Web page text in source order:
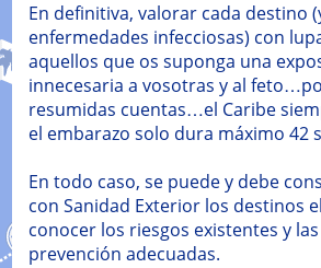
En definitiva, valorar cada destino
enfermedades infecciosas) con
aquellos que os suponga una
innecesaria a vosotras y al
resumidas cuentas…el Caribe
el embarazo solo dura máximo 42
En todo caso, se puede y debe
con Sanidad Exterior los destinos
conocer los riesgos existentes y
prevención adecuadas.